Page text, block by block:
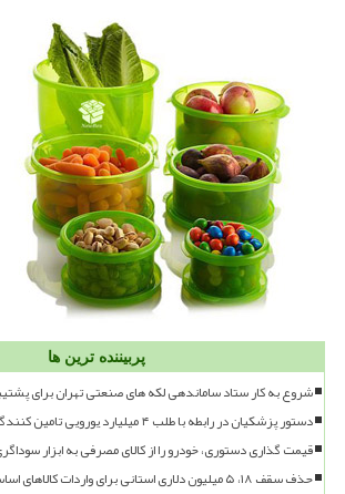
پربیننده ترین ها
شروع به کار ستاد ساماندهی لکه های صنعتی تهران برای
دستور پزشکیان در رابطه با طلب ۴ میلیارد یورویی تامین کنندگان کالاهای اساسی
قیمت گذاری دستوری، خودرو را از کالای مصرفی به ابزار
حذف سقف ۱۸، ۵ میلیون دلاری استانی برای واردات کالاهای اساسی از مرزها